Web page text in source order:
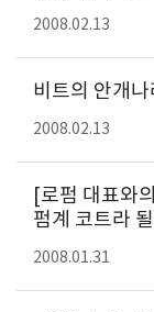
2008.02.13
비트의 안개
2008.02.13
[로펌 대표와
펌계 코트라
2008.01.31